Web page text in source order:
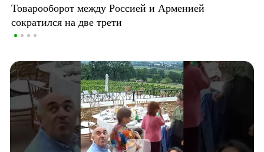
Товарооборот между Россией и Арменией
сократился на две трети